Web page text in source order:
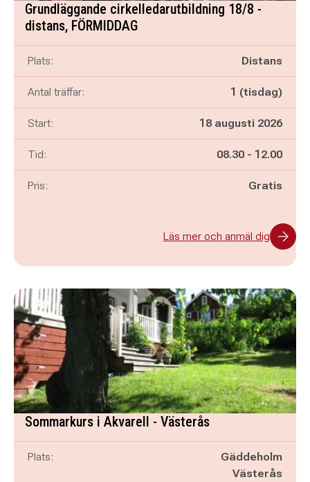
Grundläggande cirkelledarutbildning 18/8 -
distans, FÖRMIDDAG
Plats: Distans
Antal träffar: 1 (tisdag)
Start: 18 augusti 2026
Tid: Pågår mellan
08.30 - och
12.00
Pris: Gratis
Läs mer och anmäl dig
Sommarkurs i Akvarell - Västerås
Plats:
Gäddeholm
Västerås